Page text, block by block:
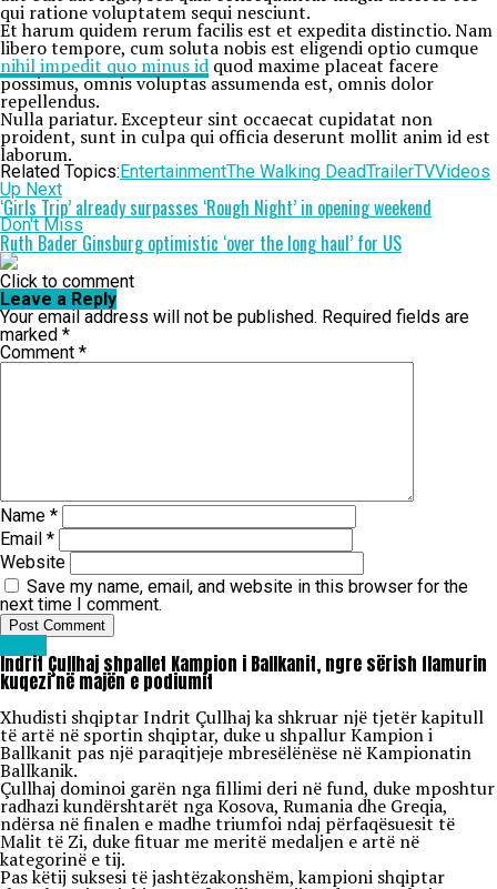
qui ratione voluptatem sequi nesciunt.
Et harum quidem rerum facilis est et expedita distinctio. Nam
libero tempore, cum soluta nobis est eligendi optio cumque
nihil impedit quo minus id quod maxime placeat facere
possimus, omnis voluptas assumenda est, omnis dolor
repellendus.
Nulla pariatur. Excepteur sint occaecat cupidatat non
proident, sunt in culpa qui officia deserunt mollit anim id est
laborum.
Related Topics:EntertainmentThe Walking DeadTrailerTVVideos
Up Next
‘Girls Trip’ already surpasses ‘Rough Night’ in opening weekend
Don't Miss
Ruth Bader Ginsburg optimistic ‘over the long haul’ for US
Click to comment
Leave a Reply
Your email address will not be published. Required fields are
marked *
Comment *
Name *
Email *
Website
Save my name, email, and website in this browser for the
next time I comment.
Indrit Çullhaj shpallet Kampion i Ballkanit, ngre sërish flamurin
kuqezi në majën e podiumit
Xhudisti shqiptar Indrit Çullhaj ka shkruar një tjetër kapitull
të artë në sportin shqiptar, duke u shpallur Kampion i
Ballkanit pas një paraqitjeje mbresëlënëse në Kampionatin
Ballkanik.
Çullhaj dominoi garën nga fillimi deri në fund, duke mposhtur
radhazi kundërshtarët nga Kosova, Rumania dhe Greqia,
ndërsa në finalen e madhe triumfoi ndaj përfaqësuesit të
Malit të Zi, duke fituar me meritë medaljen e artë në
kategorinë e tij.
Pas këtij suksesi të jashtëzakonshëm, kampioni shqiptar